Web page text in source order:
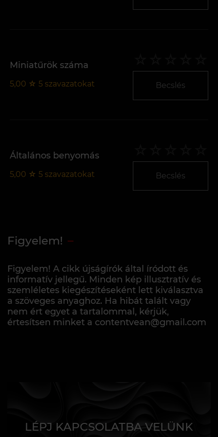
Miniatűrök száma
5,00 ☆ 5 szavazatokat Becslés
Általános benyomás
5,00 ☆ 5 szavazatokat Becslés
Figyelem!
Figyelem! A cikk újságírók által íródott és
informatív jellegű. Minden kép illusztratív és
szemléletes kiegészítéseként lett kiválasztva
a szöveges anyaghoz. Ha hibát talált vagy
nem ért egyet a tartalommal, kérjük,
értesítsen minket a contentvean@gmail.com
LÉPJ KAPCSOLATBA VELÜNK